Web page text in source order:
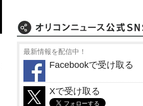
最新情報を配信中！
Facebookで受け取る
Xで受け取る